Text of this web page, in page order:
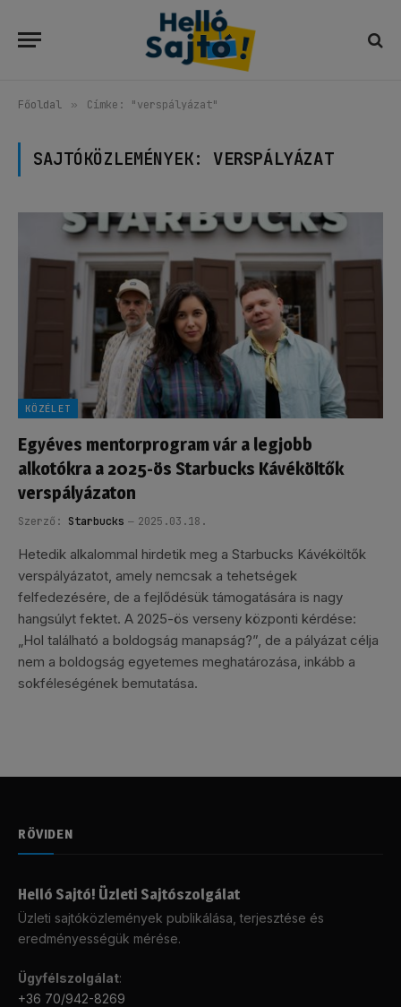
Főoldal » Címke: "verspályázat"
SAJTÓKÖZLEMÉNYEK:VERSPÁLYÁZAT
KÖZÉLET
Egyéves mentorprogram vár a legjobb
alkotókra a 2025-ös Starbucks Kávéköltők
verspályázaton
Szerző: Starbucks 2025.03.18.
Hetedik alkalommal hirdetik meg a Starbucks Kávéköltők
verspályázatot, amely nemcsak a tehetségek
felfedezésére, de a fejlődésük támogatására is nagy
hangsúlyt fektet. A 2025-ös verseny központi kérdése:
„Hol található a boldogság manapság?”, de a pályázat célja
nem a boldogság egyetemes meghatározása, inkább a
sokféleségének bemutatása.
RÖVIDEN
Helló Sajtó! Üzleti Sajtószolgálat
Üzleti sajtóközlemények publikálása, terjesztése és
eredményességük mérése.
Ügyfélszolgálat:
+36 70/942-8269